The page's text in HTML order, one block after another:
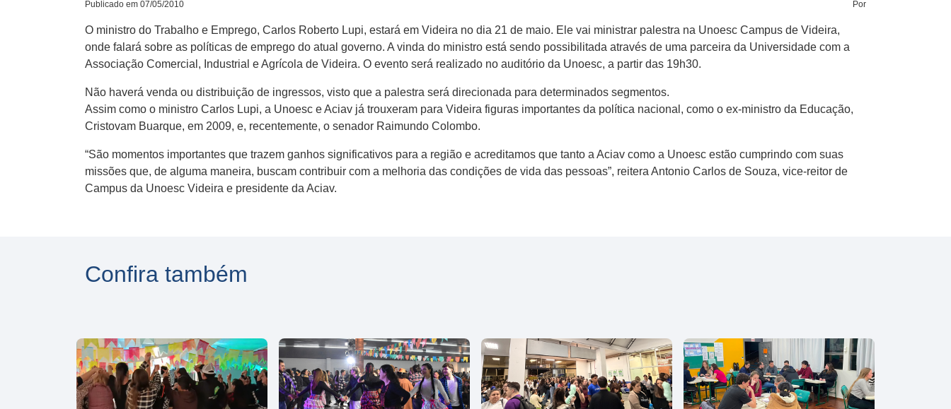
Publicado em 07/05/2010 Por
O ministro do Trabalho e Emprego, Carlos Roberto Lupi, estará em Videira no dia 21 de maio. Ele vai ministrar palestra na Unoesc Campus de Videira,
onde falará sobre as políticas de emprego do atual governo. A vinda do ministro está sendo possibilitada através de uma parceira da Universidade com a
Associação Comercial, Industrial e Agrícola de Videira. O evento será realizado no auditório da Unoesc, a partir das 19h30.
Não haverá venda ou distribuição de ingressos, visto que a palestra será direcionada para determinados segmentos.
Assim como o ministro Carlos Lupi, a Unoesc e Aciav já trouxeram para Videira figuras importantes da política nacional, como o ex-ministro da Educação,
Cristovam Buarque, em 2009, e, recentemente, o senador Raimundo Colombo.
“São momentos importantes que trazem ganhos significativos para a região e acreditamos que tanto a Aciav como a Unoesc estão cumprindo com suas
missões que, de alguma maneira, buscam contribuir com a melhoria das condições de vida das pessoas”, reitera Antonio Carlos de Souza, vice-reitor de
Campus da Unoesc Videira e presidente da Aciav.
Confira também